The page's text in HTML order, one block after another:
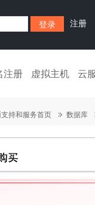
注册
注册 虚拟主机 云
持和服务首页 数据库